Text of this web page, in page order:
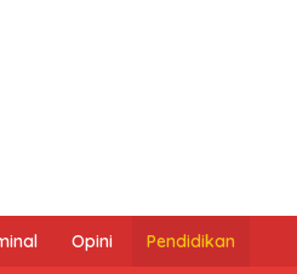
Opini Pendidikan